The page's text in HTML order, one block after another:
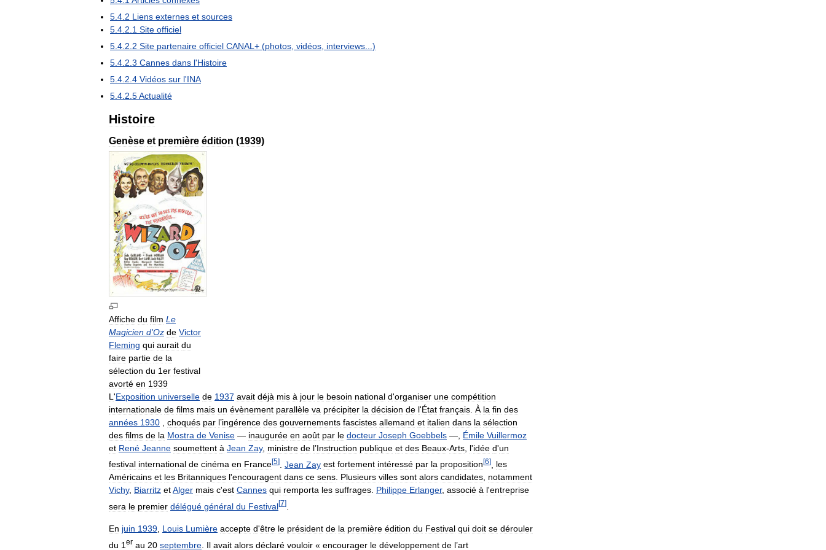
5 4 2 Liens externes et sources
5 4 2 1 Site officiel
5 4 2 2 Site partenaire officiel CANAL + (photos vidéos interviews ...)
5 4 2 3 Cannes dans l'Histoire
5 4 2 4 Vidéos sur l'INA
5 4 2 5Actualité
Histoire
Genèse et première édition (1939)
Affiche du film Le
Magicien d'Oz de Victor
Fleming qui aurait du
faire partie de la
sélection du 1er festival
avorté en 1939
L 'Exposition universelle de 1937 avait déjà mis à jour le besoin national d'organiser une compétition
internationale de films mais un évènement parallèle va précipiter la décision de l'État français À la fin des
années 1930 choqués par l’ingérence des gouvernements fascistes allemand et italien dans la sélection
des films de la Mostra de Venise — inaugurée en août par le docteur Joseph Goebbels —, Émile Vuillermoz
et René Jeanne soumettent à Jean Zay, ministre de l’Instruction publique et des Beaux-Arts l'idée d'un
festival international de cinéma en France[5] Jean Zay est fortement intéressé par la proposition[6]
les
Américains et les Britanniques l'encouragent dans ce sens. Plusieurs villes sont alors candidates, notamment
Vichy, Biarritz etAlger mais c'est Cannes qui remporta les suffrages. Philippe Erlanger, associé à l'entreprise
sera le premier délégué général du Festival[7]
En juin 1939 Louis Lumière accepte d'être le président de la première édition du Festival qui doit se dérouler
du 1 er au 20 septembre Il avait alors déclaré vouloir « encourager le développement de l’art